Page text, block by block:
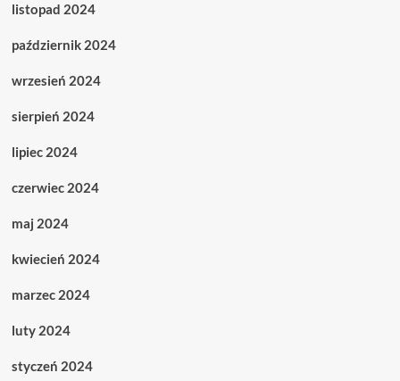
listopad 2024
październik 2024
wrzesień 2024
sierpień 2024
lipiec 2024
czerwiec 2024
maj 2024
kwiecień 2024
marzec 2024
luty 2024
styczeń 2024